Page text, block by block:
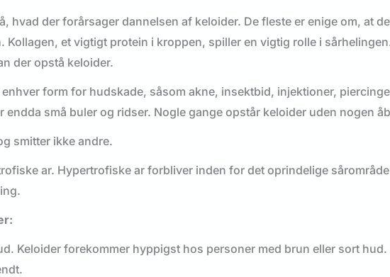
hvad der forårsager dannelsen af keloider. De fleste er enige om, at
Kollagen, et vigtigt protein i kroppen, spiller en vigtig rolle i
der opstå keloider.
form for hudskade, såsom akne, insektbid, injektioner,
små buler og ridser. Nogle gange opstår keloider uden nogen
smitter ikke andre.
ar. Hypertrofiske ar forbliver inden for det oprindelige
Keloider forekommer hyppigst hos personer med brun eller sort hud.